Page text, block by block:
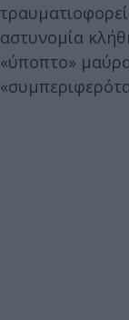
αστυνομία
«ύποπτο»